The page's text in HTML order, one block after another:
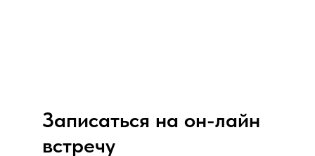
Записаться на он-лайн
встречу